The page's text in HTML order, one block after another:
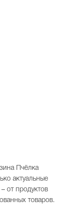
Пчёлка
актуальные
от продуктов
товаров.